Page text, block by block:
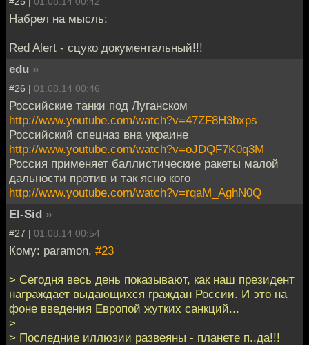
Набрел на мысль:
Red Alert - сцуко документальный!!!
edu »
#26 | 01.08.14 00:46
Российские танки под Луганском
http://www.youtube.com/watch?v=47ZF8H3bxps
Российский спецназ вна украине
http://www.youtube.com/watch?v=oJDQF7K0q3M
Россия применяет баллистические ракеты малой
дальности против и так ясно кого
http://www.youtube.com/watch?v=rqaM_AghN0Q
El-Sid »
#27 | 01.08.14 00:54
Кому: paramon, #23
> Сегодня весь день показывают, как наш президент
награждает выдающихся граждан России. И это на
фоне введения Европой жутких санкций...
>
> Последние иллюзии развеяны - планете п..да!!!